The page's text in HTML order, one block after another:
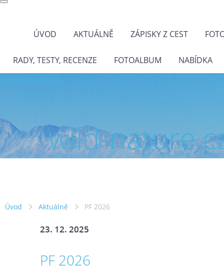
ÚVOD AKTUÁLNĚ ZÁPISKY Z CEST
RADY, TESTY, RECENZE FOTOALBUM NABÍDKA
wild-
Úvod Aktuálně PF 2026
23. 12. 2025
PF 2026